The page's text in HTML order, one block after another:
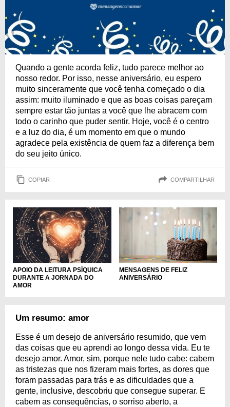
Quando a gente acorda feliz, tudo parece melhor ao
nosso redor. Por isso, nesse aniversário, eu espero
muito sinceramente que você tenha começado o dia
assim: muito iluminado e que as boas coisas pareçam
sempre estar tão juntas a você que lhe abracem com
todo o carinho que puder sentir. Hoje, você é o centro
e a luz do dia, é um momento em que o mundo
agradece pela existência de quem faz a diferença bem
do seu jeito único.
COPIAR COMPARTILHAR
APOIO DA LEITURA PSÍQUICA
DURANTE A JORNADA DO
AMOR
MENSAGENS DE FELIZ
ANIVERSÁRIO
Um resumo: amor
Esse é um desejo de aniversário resumido, que vem
das coisas que eu aprendi ao longo dessa vida. Eu te
desejo amor. Amor, sim, porque nele tudo cabe: cabem
as tristezas que nos fizeram mais fortes, as dores que
foram passadas para trás e as dificuldades que a
gente, inclusive, descobriu que consegue superar. E
cabem as consequências, o sorriso aberto, a